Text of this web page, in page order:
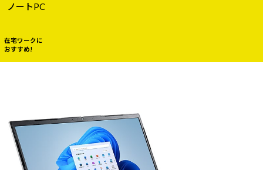
ノートPC
在宅ワークに
おすすめ!